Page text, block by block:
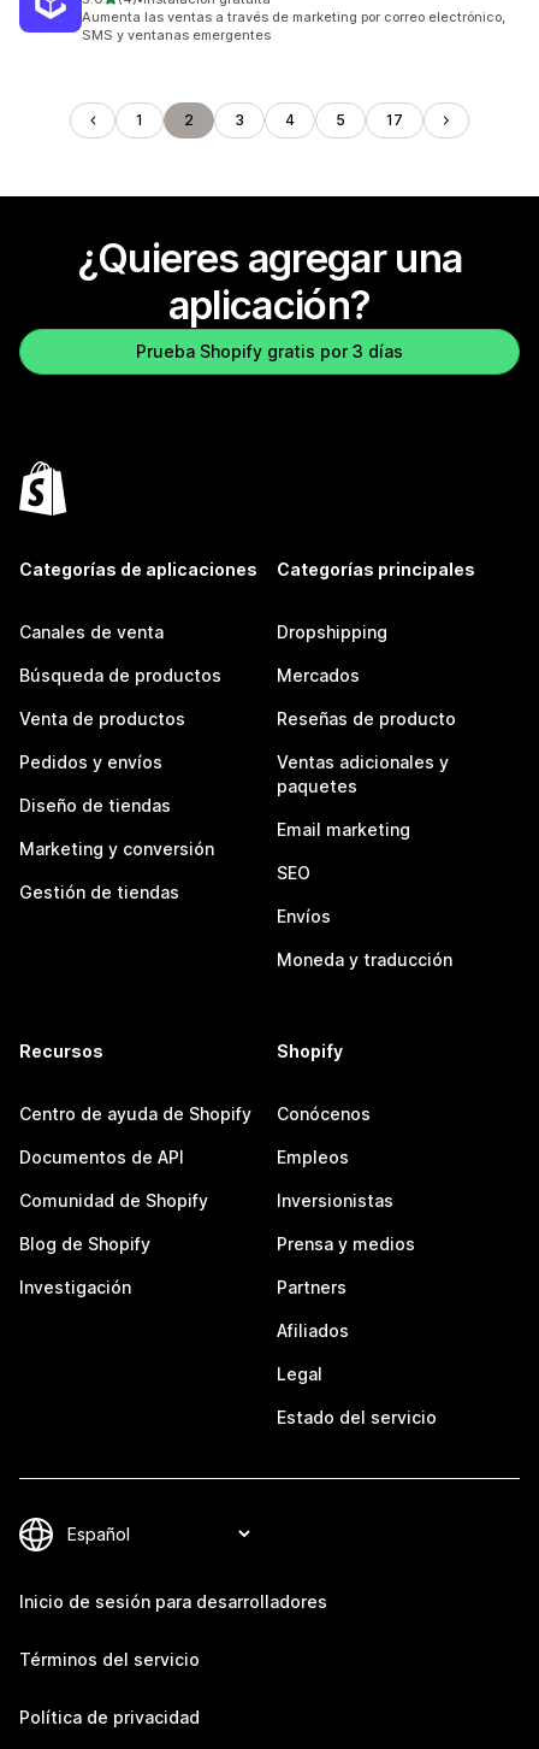
4 reseñas en total
Aumenta las ventas a través de marketing por correo electrónico,
SMS y ventanas emergentes
1 2 3 4 5 17
¿Quieres agregar una
aplicación?
Prueba Shopify gratis por 3 días
Categorías de aplicaciones
Canales de venta
Búsqueda de productos
Venta de productos
Pedidos y envíos
Diseño de tiendas
Marketing y conversión
Gestión de tiendas
Categorías principales
Dropshipping
Mercados
Reseñas de producto
Ventas adicionales y
paquetes
Email marketing
SEO
Envíos
Moneda y traducción
Recursos
Centro de ayuda de Shopify
Documentos de API
Comunidad de Shopify
Blog de Shopify
Investigación
Shopify
Conócenos
Empleos
Inversionistas
Prensa y medios
Partners
Afiliados
Legal
Estado del servicio
Inicio de sesión para desarrolladores
Términos del servicio
Política de privacidad